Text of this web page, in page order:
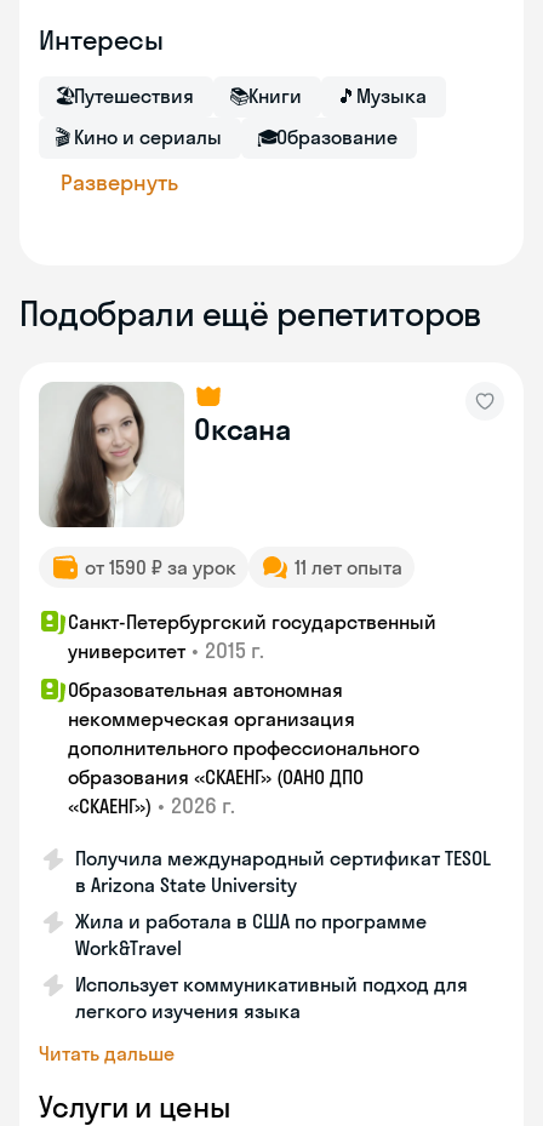
Интересы
🏖Путешествия 📚Книги 🎵 Музыка
🎬 Кино и сериалы 🎓Образование
Развернуть
Подобрали ещё репетиторов
Оксана
от 1590 ₽ за урок 11 лет опыта
Санкт-Петербургский государственный
университет • 2015 г.
Образовательная автономная
некоммерческая организация
дополнительного профессионального
образования «СКАЕНГ» (ОАНО ДПО
«СКАЕНГ») • 2026 г.
Получила международный сертификат TESOL
в Arizona State University
Жила и работала в США по программе
Work&Travel
Использует коммуникативный подход для
легкого изучения языка
Читать дальше
Услуги и цены